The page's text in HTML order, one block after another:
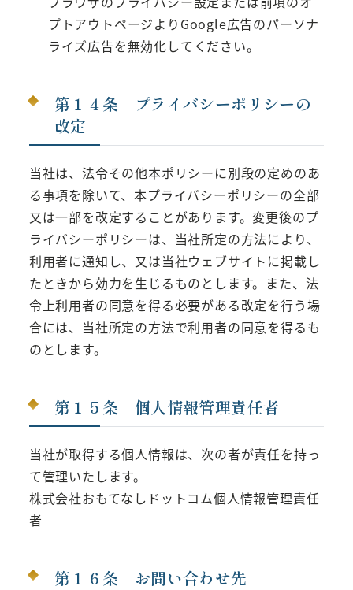
プトアウトページよりGoogle広告のパーソナ
ライズ広告を無効化してください。
第１４条 プライバシーポリシーの
改定
当社は、法令その他本ポリシーに別段の定めのあ
る事項を除いて、本プライバシーポリシーの全部
又は一部を改定することがあります。変更後のプ
ライバシーポリシーは、当社所定の方法により、
利用者に通知し、又は当社ウェブサイトに掲載し
たときから効力を生じるものとします。また、法
令上利用者の同意を得る必要がある改定を行う場
合には、当社所定の方法で利用者の同意を得るも
のとします。
第１５条 個人情報管理責任者
当社が取得する個人情報は、次の者が責任を持っ
て管理いたします。
株式会社おもてなしドットコム個人情報管理責任
者
第１６条 お問い合わせ先